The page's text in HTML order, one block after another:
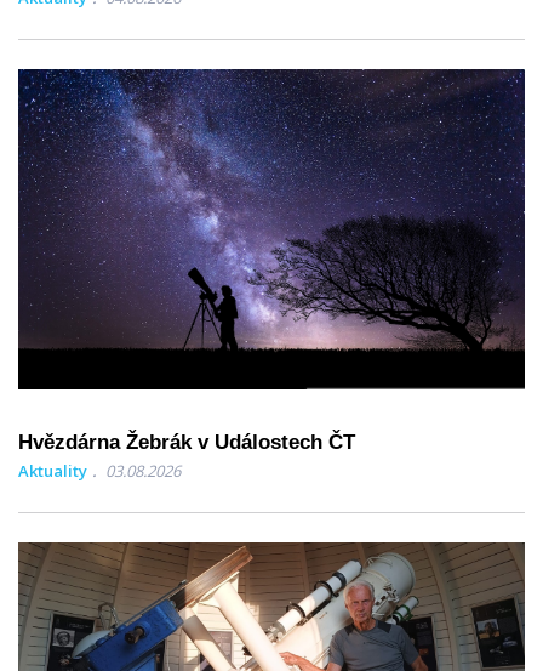
Hvězdárna Žebrák v Událostech ČT
Aktuality 03.08.2026